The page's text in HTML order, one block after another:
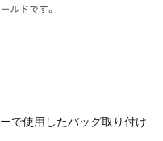
で使用したバッグ取り付け